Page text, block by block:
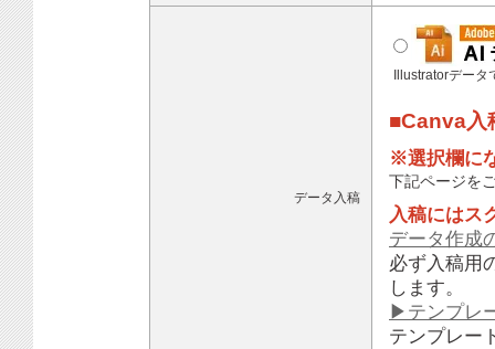
データ入稿
Illustratorデータ
■Canva入
※選択欄に
下記ページを
入稿にはス
データ作成
必ず入稿用
します。
▶テンプレ
テンプレー